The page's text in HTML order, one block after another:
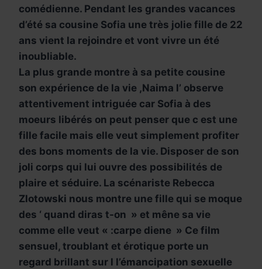
comédienne. Pendant les grandes vacances
d’été sa cousine Sofia une très jolie fille de 22
ans vient la rejoindre et vont vivre un été
inoubliable.
La plus grande montre à sa petite cousine
son expérience de la vie ,Naima l’ observe
attentivement intriguée car Sofia à des
moeurs libérés on peut penser que c est une
fille facile mais elle veut simplement profiter
des bons moments de la vie. Disposer de son
joli corps qui lui ouvre des possibilités de
plaire et séduire. La scénariste Rebecca
Zlotowski nous montre une fille qui se moque
des ‘ quand diras t-on » et mêne sa vie
comme elle veut « :carpe diene » Ce film
sensuel, troublant et érotique porte un
regard brillant sur l l’émancipation sexuelle